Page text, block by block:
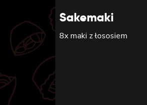
Sakemaki
8x maki z łososiem